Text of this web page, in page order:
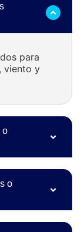
para
viento y
o
o